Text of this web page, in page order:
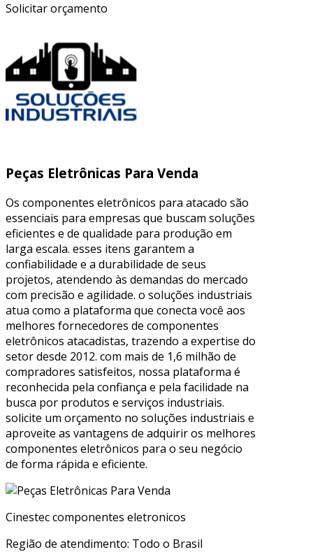
Solicitar orçamento
Peças Eletrônicas Para Venda
Os componentes eletrônicos para atacado são
essenciais para empresas que buscam soluções
eficientes e de qualidade para produção em
larga escala. esses itens garantem a
confiabilidade e a durabilidade de seus
projetos, atendendo às demandas do mercado
com precisão e agilidade. o soluções industriais
atua como a plataforma que conecta você aos
melhores fornecedores de componentes
eletrônicos atacadistas, trazendo a expertise do
setor desde 2012. com mais de 1,6 milhão de
compradores satisfeitos, nossa plataforma é
reconhecida pela confiança e pela facilidade na
busca por produtos e serviços industriais.
solicite um orçamento no soluções industriais e
aproveite as vantagens de adquirir os melhores
componentes eletrônicos para o seu negócio
de forma rápida e eficiente.
Cinestec componentes eletronicos
Região de atendimento: Todo o Brasil